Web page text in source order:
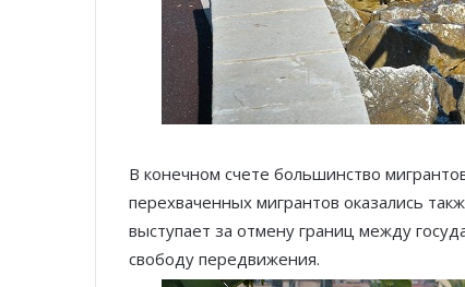
В конечном счете большинство
перехваченных мигрантов оказались
выступает за отмену границ между
свободу передвижения.